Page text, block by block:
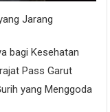
Jarang
bagi Kesehatan
Pass Garut
yang Menggoda